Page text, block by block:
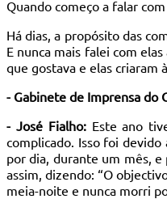
Quando começo a falar
Há dias, a propósito das
E nunca mais falei com
que gostava e elas criaram
- Gabinete de Imprensa do
- José Fialho:Este ano
complicado. Isso foi
por dia, durante um mês,
assim, dizendo: “O
meia-noite e nunca morri